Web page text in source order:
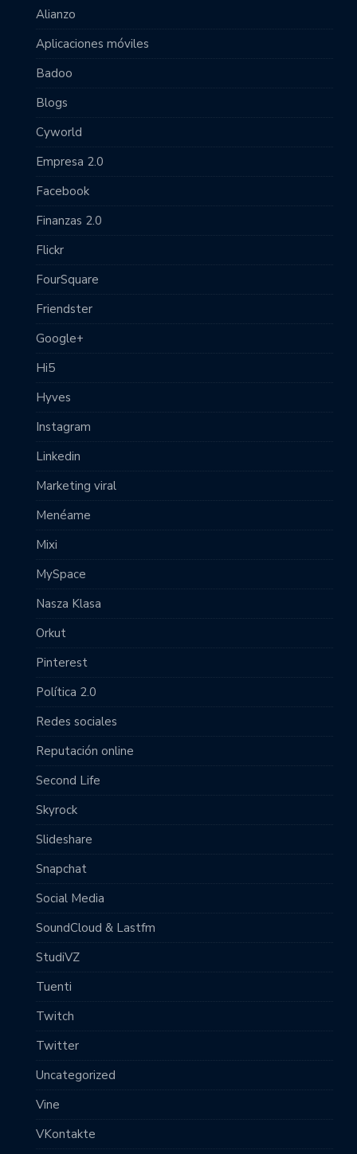
Alianzo
Aplicaciones móviles
Badoo
Blogs
Cyworld
Empresa 2.0
Facebook
Finanzas 2.0
Flickr
FourSquare
Friendster
Google+
Hi5
Hyves
Instagram
Linkedin
Marketing viral
Menéame
Mixi
MySpace
Nasza Klasa
Orkut
Pinterest
Política 2.0
Redes sociales
Reputación online
Second Life
Skyrock
Slideshare
Snapchat
Social Media
SoundCloud & Lastfm
StudiVZ
Tuenti
Twitch
Twitter
Uncategorized
Vine
VKontakte